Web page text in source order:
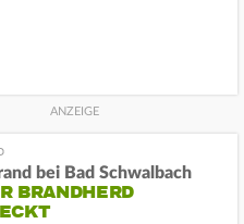
bei Bad Schwalbach
BRANDHERD